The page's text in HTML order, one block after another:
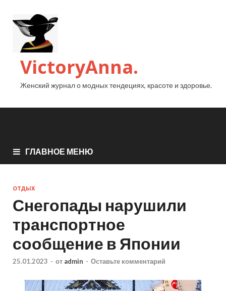
VictoryAnna.
Женский журнал о модных тендециях, красоте и здоровье.
ГЛАВНОЕ МЕНЮ
ОТДЫХ
Снегопады нарушили
транспортное
сообщение в Японии
25.01.2023 - от admin - Оставьте комментарий